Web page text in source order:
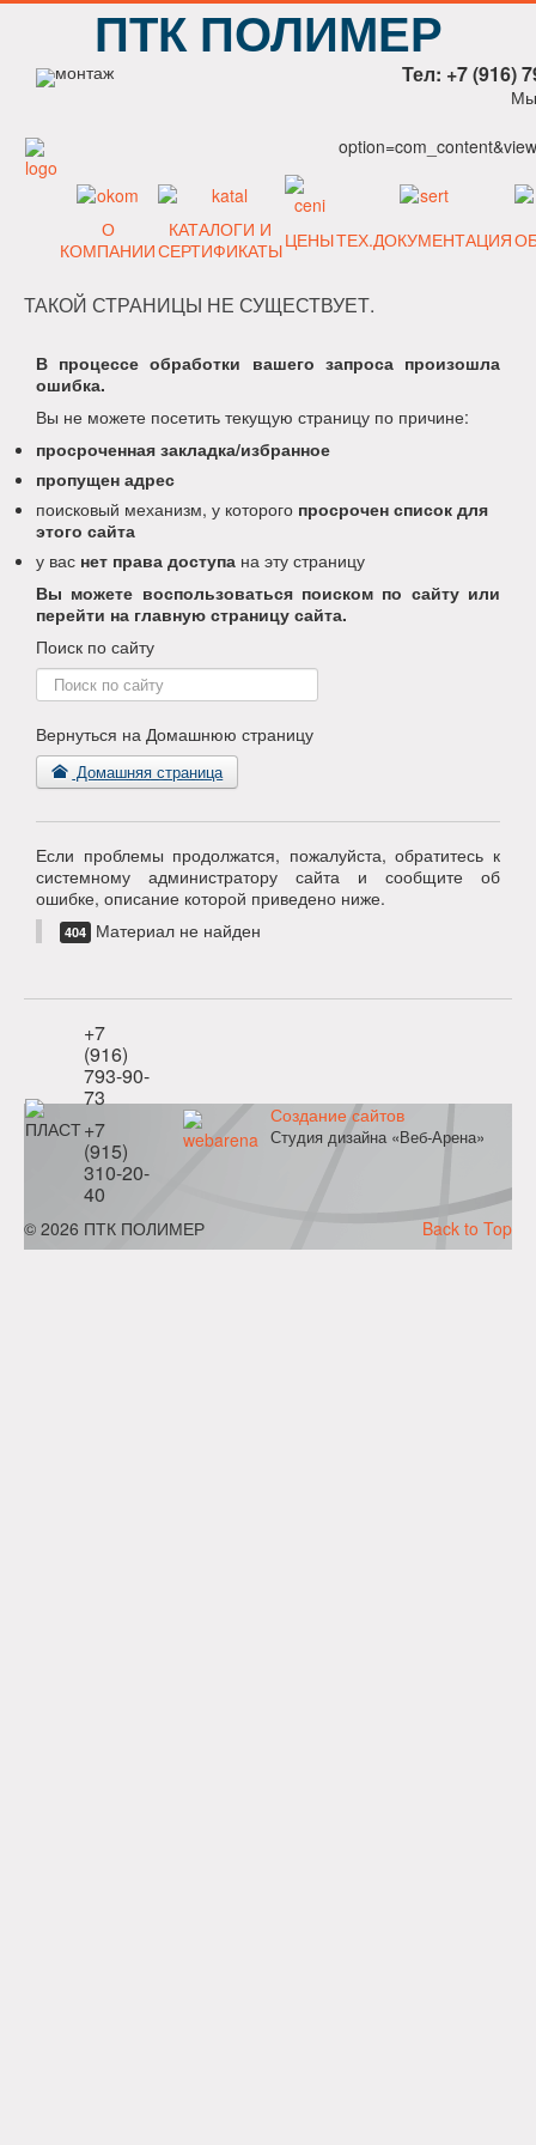
ПТК ПОЛИМЕР
Тел: +7 (916)
Мы
О
КОМПАНИИ
КАТАЛОГИ И
СЕРТИФИКАТЫЦЕНЫТЕХ.ДОКУМЕНТАЦИЯ
ТАКОЙ СТРАНИЦЫ НЕ СУЩЕСТВУЕТ.
В процессе обработки вашего запроса произошла
ошибка.
Вы не можете посетить текущую страницу по причине:
просроченная закладка/избранное
пропущен адрес
поисковый механизм, у которого просрочен список для
этого сайта
у вас нет права доступа на эту страницу
Вы можете воспользоваться поиском по сайту или
перейти на главную страницу сайта.
Поиск по сайту
Поиск
по
Вернуться на Домашнюю страницу
Домашняя страница
Если проблемы продолжатся, пожалуйста, обратитесь к
системному администратору сайта и сообщите об
ошибке, описание которой приведено ниже.
404 Материал не найден
+7
(916)
793-90-
73
+7
(915)
310-20-
40
Создание сайтов
Студия дизайна «Веб-Арена»
Back to Top
© 2026 ПТК ПОЛИМЕР